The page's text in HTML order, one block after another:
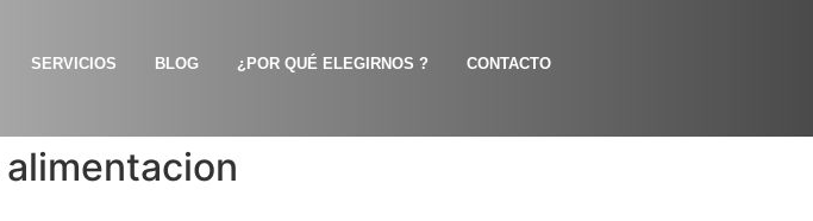
SERVICIOS BLOG ¿POR QUÉ ELEGIRNOS ? CONTACTO